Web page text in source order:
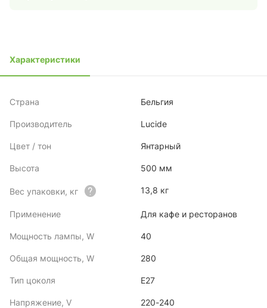
Характеристики
Страна Бельгия
Производитель Lucide
Цвет / тон Янтарный
Высота 500 мм
Вес упаковки, кг 13,8 кг
Применение Для кафе и ресторанов
Мощность лампы, W 40
Общая мощность, W 280
Тип цоколя E27
Напряжение, V 220-240